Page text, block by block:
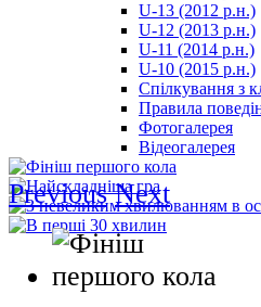
U-13 (2012 р.н.)
U-12 (2013 р.н.)
U-11 (2014 р.н.)
U-10 (2015 р.н.)
Спілкування з
Правила
Фотогалерея
Відеогалерея
Previous Next